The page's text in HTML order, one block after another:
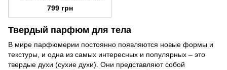
Sex Full Body solid perfume
799 грн
Твердый парфюм для тела
В мире парфюмерии постоянно появляются новые формы и
текстуры, и одна из самых интересных и популярных – это
твердые духи (сухие духи). Они представляют собой